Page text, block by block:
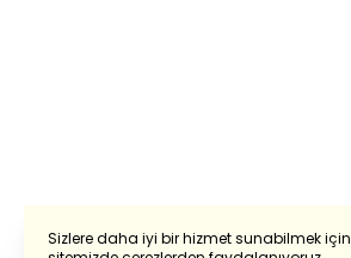
Sizlere daha iyi bir hizmet sunabilmek için